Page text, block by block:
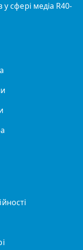
у сфері медіа R40-